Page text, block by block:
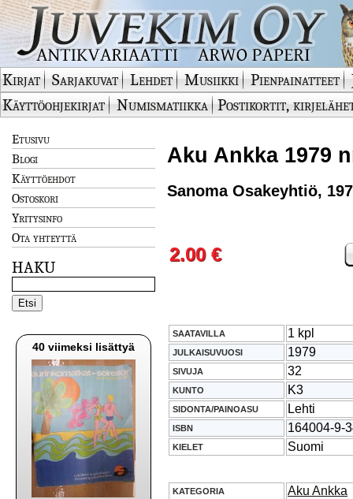
Kirjat Sarjakuvat Lehdet Musiikki Pienpainatteet
Käyttöohjekirjat
Numismatiikka Postikortit,
Etusivu
Blogi
Käyttöehdot
Ostoskori
Yritysinfo
Ota yhteyttä
HAKU
40 viimeksi lisättyä
Aku Ankka 1979
Sanoma Osakeyhtiö,
2.00 €
SAATAVILLA 1 kpl
JULKAISUVUOSI 1979
SIVUJA 32
KUNTO K3
SIDONTA/PAINOASU Lehti
ISBN 164004-9-
KIELET Suomi
KATEGORIA
Aku Ankka